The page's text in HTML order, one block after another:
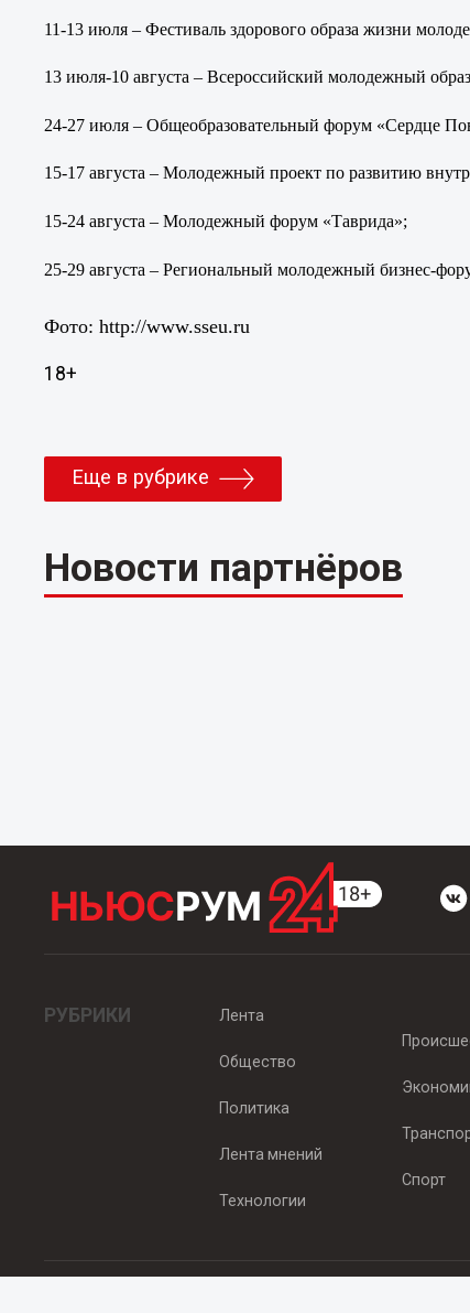
11-13 июля – Фестиваль здорового образа жизни
13 июля-10 августа – Всероссийский молодежный
24-27 июля – Общеобразовательный форум «Сердце
15-17 августа – Молодежный проект по развитию
15-24 августа – Молодежный форум «Таврида»;
25-29 августа – Региональный молодежный бизнес-
Фото: http://www.sseu.ru
18+
Еще в рубрике
Новости партнёров
РУБРИКИ Лента
Общество
Политика
Лента мнений
Технологии
Спорт